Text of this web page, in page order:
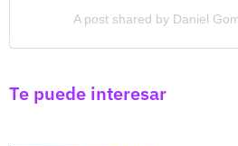
A post shared by Daniel
Te puede interesar